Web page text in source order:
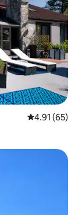
平均评分
4.91 (65)